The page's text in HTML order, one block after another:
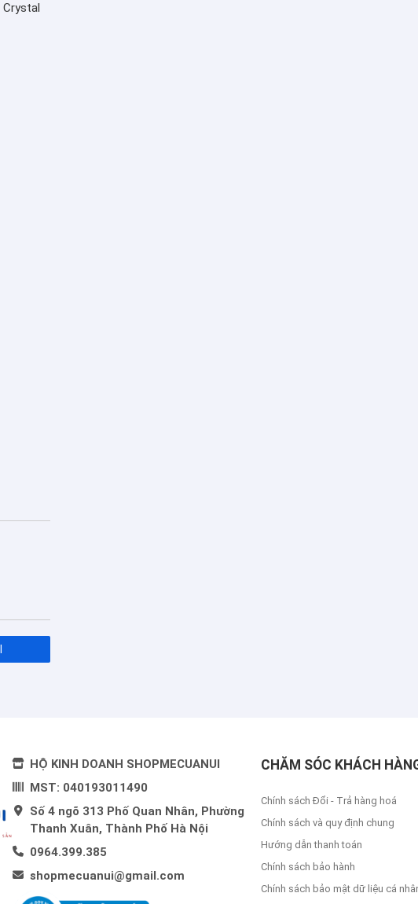
Crystal
HỘ KINH DOANH SHOPMECUANUI
MST: 040193011490
Số 4 ngõ 313 Phố Quan Nhân, Phường
Thanh Xuân, Thành Phố Hà Nội
0964.399.385
shopmecuanui@gmail.com
CHĂM SÓC KHÁCH
Chính sách Đổi - Trả hàng hoá
Chính sách và quy định chung
Hướng dẫn thanh toán
Chính sách bảo hành
Chính sách bảo mật dữ liệu cá